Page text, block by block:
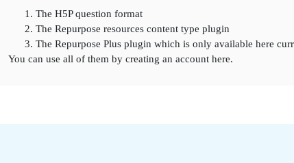
The H5P question format
The Repurpose resources content type plugin
The Repurpose Plus plugin which is only available here
You can use all of them by creating an account here.